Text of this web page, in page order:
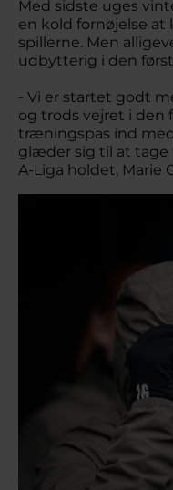
Med sidste uges
en kold fornøjelse
spillerne. Men
udbytterig i den
- Vi er startet godt
og trods vejret i den
træningspas ind
glæder sig til at tage
A-Liga holdet, Marie